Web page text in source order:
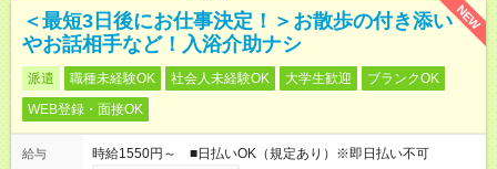
NEW
＜最短3日後にお仕事決定！＞お散歩の付き添い
やお話相手など！入浴介助ナシ
派遣 職種未経験OK 社会人未経験OK 大学生歓迎
ブランクOK
WEB登録・面接OK
給与
時給1550円～ ■日払いOK（規定あり）※即日払い不可